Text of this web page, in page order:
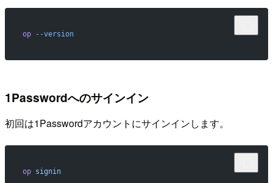
op --version
1Passwordへのサインイン
初回は1Passwordアカウントにサインインします。
op signin